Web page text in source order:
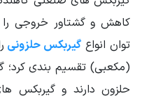
قطر شافت خروجی
50
جنس دنده برنج
وزن محموله (گرم)
کاهش و گشتاور خروجی
توان انواع گیربکس حلزونی
حلزون دارند و گیربکس